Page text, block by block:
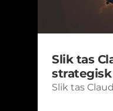
Slik tas
strategisk
Slik tas